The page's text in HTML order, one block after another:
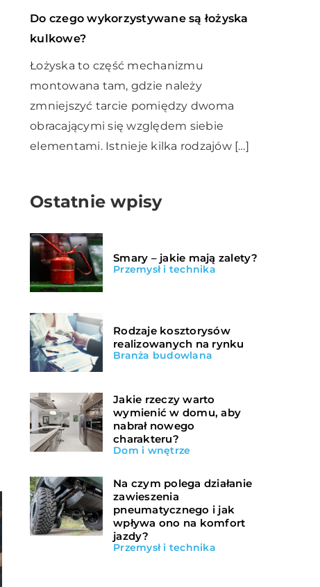
07 listopada 2020
Do czego wykorzystywane są łożyska
kulkowe?
Łożyska to część mechanizmu
montowana tam, gdzie należy
zmniejszyć tarcie pomiędzy dwoma
obracającymi się względem siebie
elementami. Istnieje kilka rodzajów […]
Ostatnie wpisy
Smary – jakie mają zalety?
Przemysł i technika
Rodzaje kosztorysów
realizowanych na rynku
Branża budowlana
Jakie rzeczy warto
wymienić w domu, aby
nabrał nowego
charakteru?
Dom i wnętrze
Na czym polega działanie
zawieszenia
pneumatycznego i jak
wpływa ono na komfort
jazdy?
Przemysł i technika